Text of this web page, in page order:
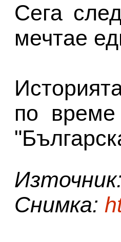
Сега
мечтае
по време
Снимка: